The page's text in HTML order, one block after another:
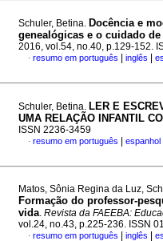
Schuler, Betina. Docência e
genealógicas e o cuidado de
2016, vol.54, no.40, p.129-152.
· resumo em português inglês
Schuler, Betina. LER E
UMA RELAÇÃO INFANTIL
ISSN 2236-3459
· resumo em português espanhol
Matos, Sônia Regina da Luz,
Formação do professor-
vida. Revista da FAEEBA:
vol.24, no.43, p.225-236. ISSN
· resumo em português inglês